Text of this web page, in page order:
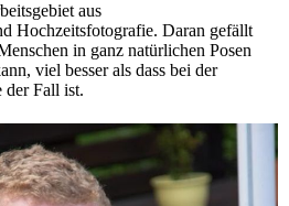
aus
Hochzeitsfotografie. Daran gefällt
in ganz natürlichen Posen
viel besser als dass bei der
der Fall ist.